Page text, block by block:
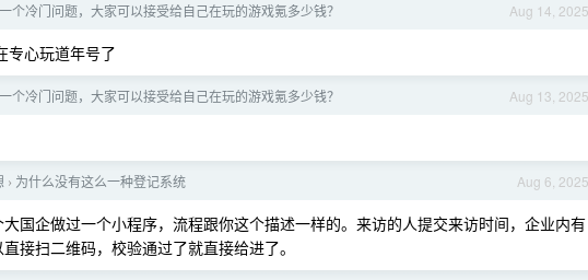
Aug 14, 2025
个冷门问题，大家可以接受给自己在玩的游戏氪多少钱？
专心玩道年号了
Aug 13, 2025
个冷门问题，大家可以接受给自己在玩的游戏氪多少钱？
Aug 6, 2025
› 为什么没有这么一种登记系统
国企做过一个小程序，流程跟你这个描述一样的。来访的人提交来访时间，企业内有
接扫二维码，校验通过了就直接给进了。